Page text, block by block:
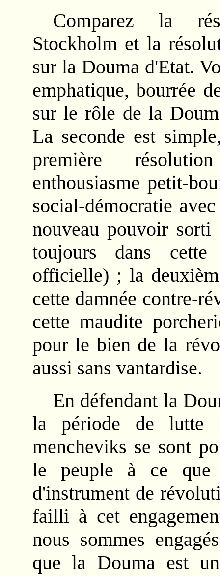
Comparez la
Stockholm et la
sur la Douma d'Etat.
emphatique, bourrée
sur le rôle de la
La seconde est
première
enthousiasme petit-
social-démocratie
nouveau pouvoir
toujours dans cette
officielle) ; la
cette damnée contre-
cette maudite
pour le bien de la
aussi sans vantardise.
En défendant la
la période de lutte
mencheviks se sont
le peuple à ce que
d'instrument de
failli à cet
nous sommes
que la Douma est